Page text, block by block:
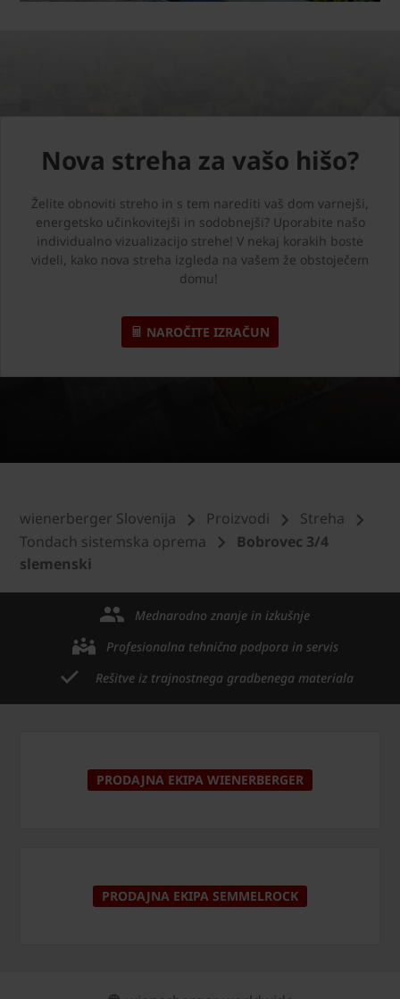
Nova streha za vašo hišo?
Želite obnoviti streho in s tem narediti vaš dom varnejši,
energetsko učinkovitejši in sodobnejši? Uporabite našo
individualno vizualizacijo strehe! V nekaj korakih boste
videli, kako nova streha izgleda na vašem že obstoječem
domu!
NAROČITE IZRAČUN
wienerberger Slovenija Proizvodi
Streha
Tondach sistemska oprema
Bobrovec 3/4
slemenski
Mednarodno znanje in izkušnje
Profesionalna tehnična podpora in servis
Rešitve iz trajnostnega gradbenega materiala
PRODAJNA EKIPA WIENERBERGER
PRODAJNA EKIPA SEMMELROCK